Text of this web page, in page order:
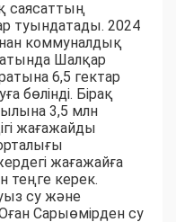
саясаттың
туындатады. 2024
коммуналдық
Шалқар
6,5 гектар
бөлінді. Бірақ
3,5 млн
жағажайды
жағажайға
теңге керек.
су және
Сарыөмірден су